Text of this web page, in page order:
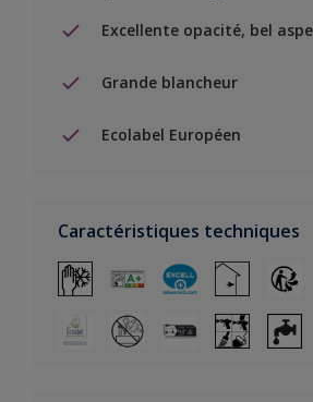
Excellente opacité, bel
Grande blancheur
Ecolabel Européen
Caractéristiques techniques